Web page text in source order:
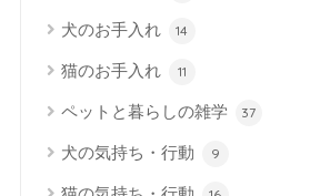
犬のお手入れ 14
猫のお手入れ 11
ペットと暮らしの雑学 37
犬の気持ち・行動 9